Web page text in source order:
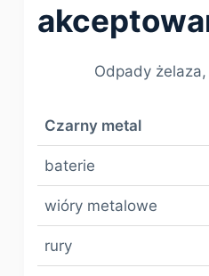
Odpady
Czarny metal
baterie
wióry metalowe
rury